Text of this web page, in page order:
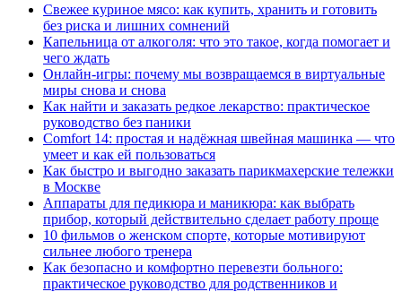
Свежее куриное мясо: как купить, хранить и готовить
без риска и лишних сомнений
Капельница от алкоголя: что это такое, когда помогает и
чего ждать
Онлайн-игры: почему мы возвращаемся в виртуальные
миры снова и снова
Как найти и заказать редкое лекарство: практическое
руководство без паники
Comfort 14: простая и надёжная швейная машинка — что
умеет и как ей пользоваться
Как быстро и выгодно заказать парикмахерские тележки
в Москве
Аппараты для педикюра и маникюра: как выбрать
прибор, который действительно сделает работу проще
10 фильмов о женском спорте, которые мотивируют
сильнее любого тренера
Как безопасно и комфортно перевезти больного:
практическое руководство для родственников и